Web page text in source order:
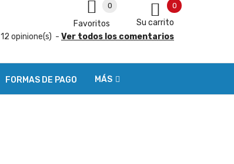
0
Su carrito
0
Favoritos
12 opinione(s) - Ver todos los comentarios
FORMAS DE PAGO MÁS